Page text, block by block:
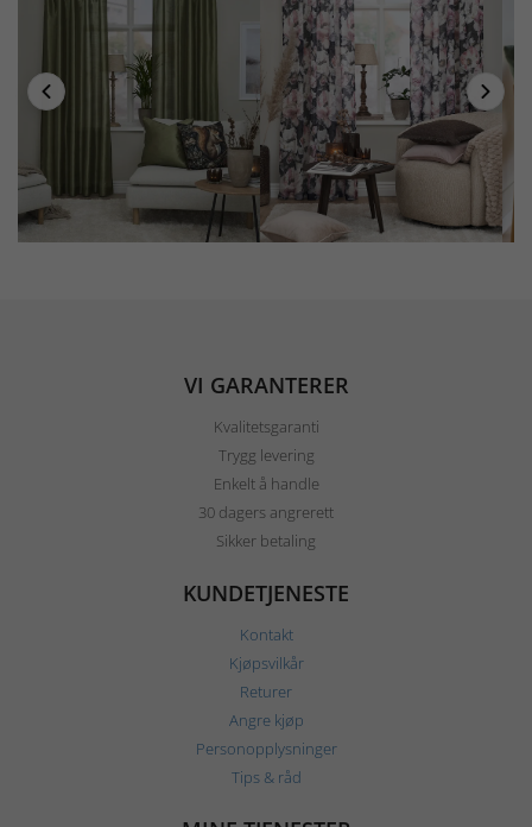
VI GARANTERER
Kvalitetsgaranti
Trygg levering
Enkelt å handle
30 dagers angrerett
Sikker betaling
KUNDETJENESTE
Kontakt
Kjøpsvilkår
Returer
Angre kjøp
Personopplysninger
Tips & råd